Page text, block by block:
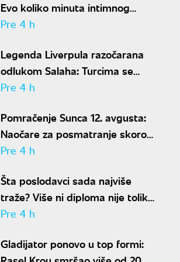
Evo koliko minuta intimnog
odnosa je ženi potrebno da bi
Pre 4 h
Legenda Liverpula razočarana
odlukom Salaha: Turcima se
neće dopasti ove reči
Pre 4 h
Pomračenje Sunca 12. avgusta:
Naočare za posmatranje skoro
rasprodate
Pre 4 h
Šta poslodavci sada najviše
traže? Više ni diploma nije toliko
važna
Pre 4 h
Gladijator ponovo u top formi: